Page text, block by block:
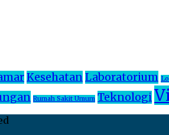
KesehatanLaboratorium
Rumah Sakit Umum Teknologi